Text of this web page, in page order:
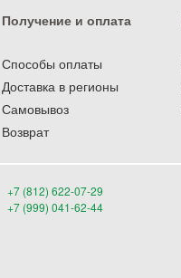
Получение и оплата
Способы оплаты
Доставка в регионы
Самовывоз
Возврат
+7 (812) 622-07-29
+7 (999) 041-62-44